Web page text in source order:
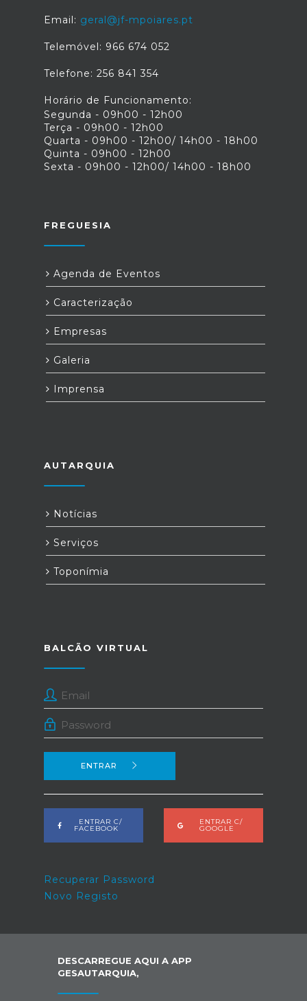
Email: geral@jf-mpoiares.pt
Telemóvel: 966 674 052
Telefone: 256 841 354
Horário de Funcionamento:
Segunda - 09h00 - 12h00
Terça - 09h00 - 12h00
Quarta - 09h00 - 12h00/ 14h00 - 18h00
Quinta - 09h00 - 12h00
Sexta - 09h00 - 12h00/ 14h00 - 18h00
FREGUESIA
Agenda de Eventos
Caracterização
Empresas
Galeria
Imprensa
AUTARQUIA
Notícias
Serviços
Toponímia
BALCÃO VIRTUAL
ENTRAR
ENTRAR C/
FACEBOOK
ENTRAR C/
GOOGLE
Recuperar Password
Novo Registo
DESCARREGUE AQUI A APP
GESAUTARQUIA,